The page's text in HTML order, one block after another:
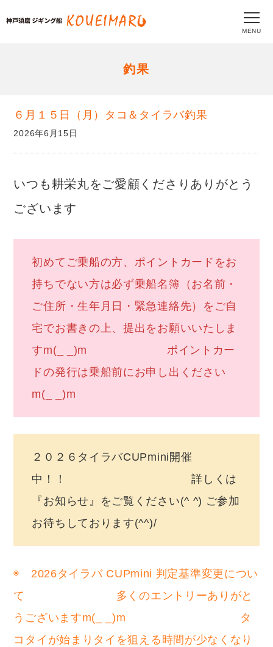
MENU
釣果
６月１５日（月）タコ＆タイラバ釣果
2026年6月15日
いつも耕栄丸をご愛顧くださりありがとう
ございます
初めてご乗船の方、ポイントカードをお
持ちでない方は必ず乗船名簿（お名前・
ご住所・生年月日・緊急連絡先）をご自
宅でお書きの上、提出をお願いいたしま
すm(_ _)m ポイントカー
ドの発行は乗船前にお申し出ください
m(_ _)m
２０２６タイラバCUPmini開催
中！！ 詳しくは
『お知らせ』をご覧ください(^ ^) ご参加
お待ちしております(^^)/
◉ 2026タイラバ CUPmini 判定基準変更につい
て 多くのエントリーありがと
うございますm(_ _)m タ
コタイが始まりタイを狙える時間が少なくなり